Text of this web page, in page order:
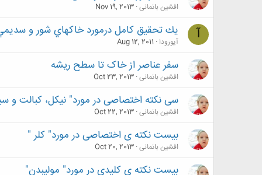
افشین باتمانی Nov 19, 2013
آ يك تحقيق كامل درمورد خاكهاي شور و
آیورودا Aug 12, 2011
سفر عناصر از خاک تا سطح ریشه
افشین باتمانی Oct 23, 2013
سی نکته اختصاصی در مورد" نیکل، کبالت و
افشین باتمانی Oct 22, 2013
بیست نکته ی اختصاصی در مورد" کلر "
افشین باتمانی Oct 20, 2013
بیست نکته ی کلیدی در مورد" مولیبدن"